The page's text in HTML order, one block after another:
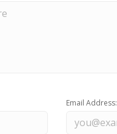
Email Address: